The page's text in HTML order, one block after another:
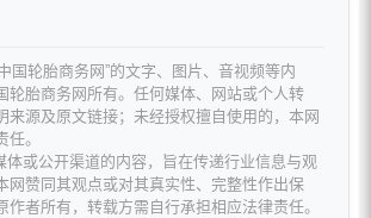
国轮胎商务网”的文字、图片、音视频等内
轮胎商务网所有。任何媒体、网站或个人转
来源及原文链接；未经授权擅自使用的，本网
。
体或公开渠道的内容，旨在传递行业信息与观
网赞同其观点或对其真实性、完整性作出保
作者所有，转载方需自行承担相应法律责任。